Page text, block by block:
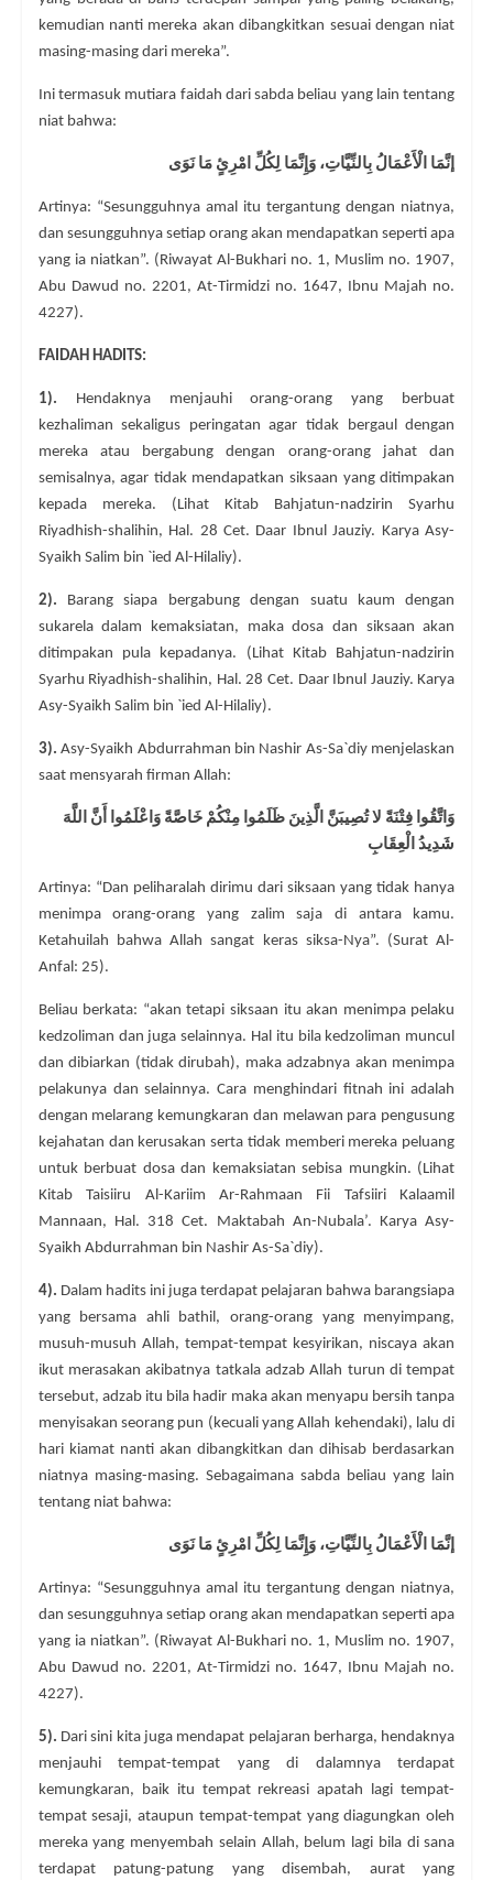
kemudian nanti mereka akan dibangkitkan sesuai dengan niat
masing-masing dari mereka”.
Ini termasuk mutiara faidah dari sabda beliau yang lain tentang
niat bahwa:
إنَّمَا الْأَعْمَالُ بِالنِّيَّاتِ، وَإِنَّمَا لِكُلِّ امْرِئٍ مَا نَوَى
Artinya: “Sesungguhnya amal itu tergantung dengan niatnya,
dan sesungguhnya setiap orang akan mendapatkan seperti apa
yang ia niatkan”. (Riwayat Al-Bukhari no. 1, Muslim no. 1907,
Abu Dawud no. 2201, At-Tirmidzi no. 1647, Ibnu Majah no.
4227).
FAIDAH HADITS:
1). Hendaknya menjauhi orang-orang yang berbuat
kezhaliman sekaligus peringatan agar tidak bergaul dengan
mereka atau bergabung dengan orang-orang jahat dan
semisalnya, agar tidak mendapatkan siksaan yang ditimpakan
kepada mereka. (Lihat Kitab Bahjatun-nadzirin Syarhu
Riyadhish-shalihin, Hal. 28 Cet. Daar Ibnul Jauziy. Karya Asy-
Syaikh Salim bin `ied Al-Hilaliy).
2). Barang siapa bergabung dengan suatu kaum dengan
sukarela dalam kemaksiatan, maka dosa dan siksaan akan
ditimpakan pula kepadanya. (Lihat Kitab Bahjatun-nadzirin
Syarhu Riyadhish-shalihin, Hal. 28 Cet. Daar Ibnul Jauziy. Karya
Asy-Syaikh Salim bin `ied Al-Hilaliy).
3). Asy-Syaikh Abdurrahman bin Nashir As-Sa`diy menjelaskan
saat mensyarah firman Allah:
وَاتَّقُوا فِتْنَةً لا تُصِيبَنَّ الَّذِينَ ظَلَمُوا مِنْكُمْ خَاصَّةً وَاعْلَمُوا أَنَّ اللَّهَ
شَدِيدُ الْعِقَابِ
Artinya: “Dan peliharalah dirimu dari siksaan yang tidak hanya
menimpa orang-orang yang zalim saja di antara kamu.
Ketahuilah bahwa Allah sangat keras siksa-Nya”. (Surat Al-
Anfal: 25).
Beliau berkata: “akan tetapi siksaan itu akan menimpa pelaku
kedzoliman dan juga selainnya. Hal itu bila kedzoliman muncul
dan dibiarkan (tidak dirubah), maka adzabnya akan menimpa
pelakunya dan selainnya. Cara menghindari fitnah ini adalah
dengan melarang kemungkaran dan melawan para pengusung
kejahatan dan kerusakan serta tidak memberi mereka peluang
untuk berbuat dosa dan kemaksiatan sebisa mungkin. (Lihat
Kitab Taisiiru Al-Kariim Ar-Rahmaan Fii Tafsiiri Kalaamil
Mannaan, Hal. 318 Cet. Maktabah An-Nubala’. Karya Asy-
Syaikh Abdurrahman bin Nashir As-Sa`diy).
4). Dalam hadits ini juga terdapat pelajaran bahwa barangsiapa
yang bersama ahli bathil, orang-orang yang menyimpang,
musuh-musuh Allah, tempat-tempat kesyirikan, niscaya akan
ikut merasakan akibatnya tatkala adzab Allah turun di tempat
tersebut, adzab itu bila hadir maka akan menyapu bersih tanpa
menyisakan seorang pun (kecuali yang Allah kehendaki), lalu di
hari kiamat nanti akan dibangkitkan dan dihisab berdasarkan
niatnya masing-masing. Sebagaimana sabda beliau yang lain
tentang niat bahwa:
إنَّمَا الْأَعْمَالُ بِالنِّيَّاتِ، وَإِنَّمَا لِكُلِّ امْرِئٍ مَا نَوَى
Artinya: “Sesungguhnya amal itu tergantung dengan niatnya,
dan sesungguhnya setiap orang akan mendapatkan seperti apa
yang ia niatkan”. (Riwayat Al-Bukhari no. 1, Muslim no. 1907,
Abu Dawud no. 2201, At-Tirmidzi no. 1647, Ibnu Majah no.
4227).
5). Dari sini kita juga mendapat pelajaran berharga, hendaknya
menjauhi tempat-tempat yang di dalamnya terdapat
kemungkaran, baik itu tempat rekreasi apatah lagi tempat-
tempat sesaji, ataupun tempat-tempat yang diagungkan oleh
mereka yang menyembah selain Allah, belum lagi bila di sana
terdapat patung-patung yang disembah, aurat yang